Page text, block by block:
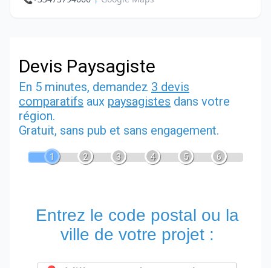
Devis Paysagiste
En 5 minutes, demandez 3 devis
comparatifs aux paysagistes dans votre
région.
Gratuit, sans pub et sans engagement.
1 2 3 4 5 6
Entrez le code postal ou la
ville de votre projet :